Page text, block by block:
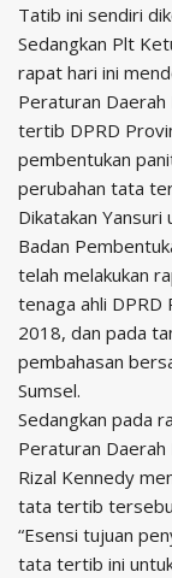
Tatib ini sendiri
Sedangkan Plt
rapat hari ini
Peraturan
tertib DPRD
pembentukan
perubahan tata
Dikatakan
Badan
telah melakukan
tenaga ahli
2018, dan pada
pembahasan
Sumsel.
Sedangkan pada
Peraturan Daerah
Rizal Kennedy
tata tertib
“Esensi tujuan
tata tertib ini